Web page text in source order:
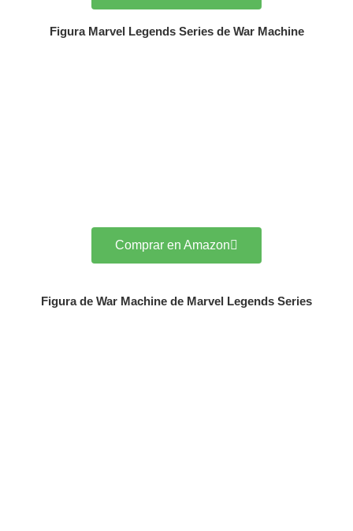
Figura Marvel Legends Series de War Machine
Comprar en Amazon
Figura de War Machine de Marvel Legends Series